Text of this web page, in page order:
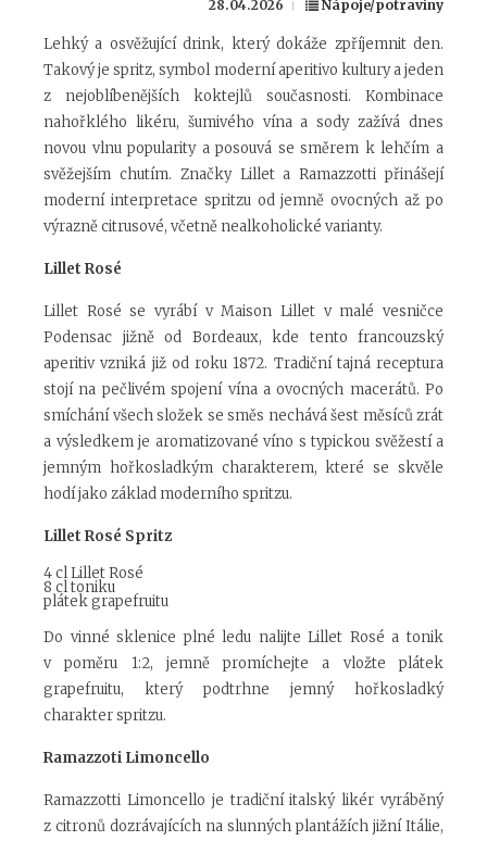
28.04.2026 Nápoje/potraviny
Lehký a osvěžující drink, který dokáže zpříjemnit den.
Takový je spritz, symbol moderní aperitivo kultury a jeden
z nejoblíbenějších koktejlů současnosti. Kombinace
nahořklého likéru, šumivého vína a sody zažívá dnes
novou vlnu popularity a posouvá se směrem k lehčím a
svěžejším chutím. Značky Lillet a Ramazzotti přinášejí
moderní interpretace spritzu od jemně ovocných až po
výrazně citrusové, včetně nealkoholické varianty.
Lillet Rosé
Lillet Rosé se vyrábí v Maison Lillet v malé vesničce
Podensac jižně od Bordeaux, kde tento francouzský
aperitiv vzniká již od roku 1872. Tradiční tajná receptura
stojí na pečlivém spojení vína a ovocných macerátů. Po
smíchání všech složek se směs nechává šest měsíců zrát
a výsledkem je aromatizované víno s typickou svěžestí a
jemným hořkosladkým charakterem, které se skvěle
hodí jako základ moderního spritzu.
Lillet Rosé Spritz
4 cl Lillet Rosé
8 cl toniku
plátek grapefruitu
Do vinné sklenice plné ledu nalijte Lillet Rosé a tonik
v poměru 1:2, jemně promíchejte a vložte plátek
grapefruitu, který podtrhne jemný hořkosladký
charakter spritzu.
Ramazzoti Limoncello
Ramazzotti Limoncello je tradiční italský likér vyráběný
z citronů dozrávajících na slunných plantážích jižní Itálie,